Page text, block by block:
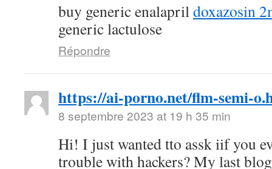
buy generic enalaprildoxazosin
generic lactulose
Répondre
https://ai-porno.net/flm-semi-
8 septembre 2023 at 19 h 35 min
Hi! I just wanted tto assk iif you
trouble with hackers? My last